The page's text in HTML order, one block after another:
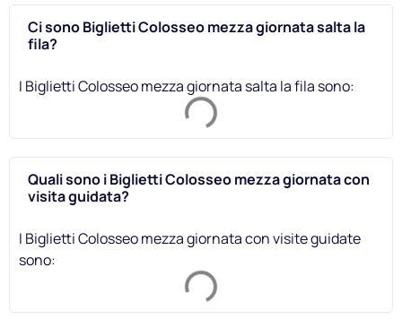
Ci sono Biglietti Colosseo mezza giornata salta la
fila?
I Biglietti Colosseo mezza giornata salta la fila sono:
Quali sono i Biglietti Colosseo mezza giornata con
visita guidata?
I Biglietti Colosseo mezza giornata con visite guidate
sono: